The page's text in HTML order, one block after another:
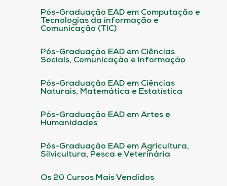
Pós-Graduação EAD em Computação e
Tecnologias da informação e
Comunicação (TIC)
Pós-Graduação EAD em Ciências
Sociais, Comunicação e Informação
Pós-Graduação EAD em Ciências
Naturais, Matemática e Estatística
Pós-Graduação EAD em Artes e
Humanidades
Pós-Graduação EAD em Agricultura,
Silvicultura, Pesca e Veterinária
Os 20 Cursos Mais Vendidos